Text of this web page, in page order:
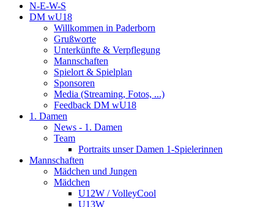
N-E-W-S
DM wU18
Willkommen in Paderborn
Grußworte
Unterkünfte & Verpflegung
Mannschaften
Spielort & Spielplan
Sponsoren
Media (Streaming, Fotos, ...)
Feedback DM wU18
1. Damen
News - 1. Damen
Team
Portraits unser Damen 1-Spielerinnen
Mannschaften
Mädchen und Jungen
Mädchen
U12W / VolleyCool
U13W